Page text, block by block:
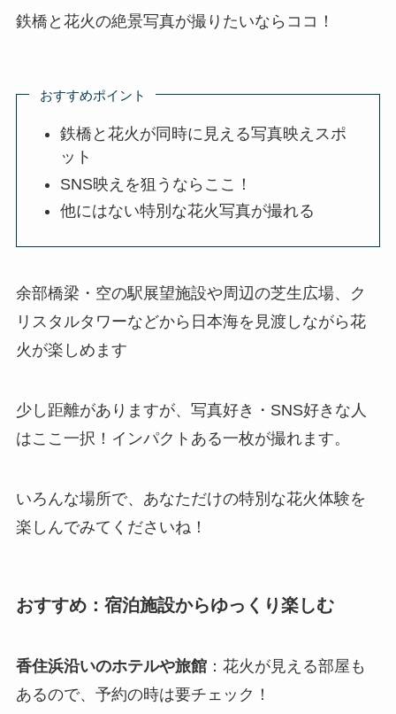
鉄橋と花火の絶景写真が撮りたいならココ！
おすすめポイント
鉄橋と花火が同時に見える写真映えスポ
ット
SNS映えを狙うならここ！
他にはない特別な花火写真が撮れる
余部橋梁・空の駅展望施設や周辺の芝生広場、ク
リスタルタワーなどから日本海を見渡しながら花
火が楽しめます
少し距離がありますが、写真好き・SNS好きな人
はここ一択！インパクトある一枚が撮れます。
いろんな場所で、あなただけの特別な花火体験を
楽しんでみてくださいね！
おすすめ：宿泊施設からゆっくり楽しむ
香住浜沿いのホテルや旅館：花火が見える部屋も
あるので、予約の時は要チェック！